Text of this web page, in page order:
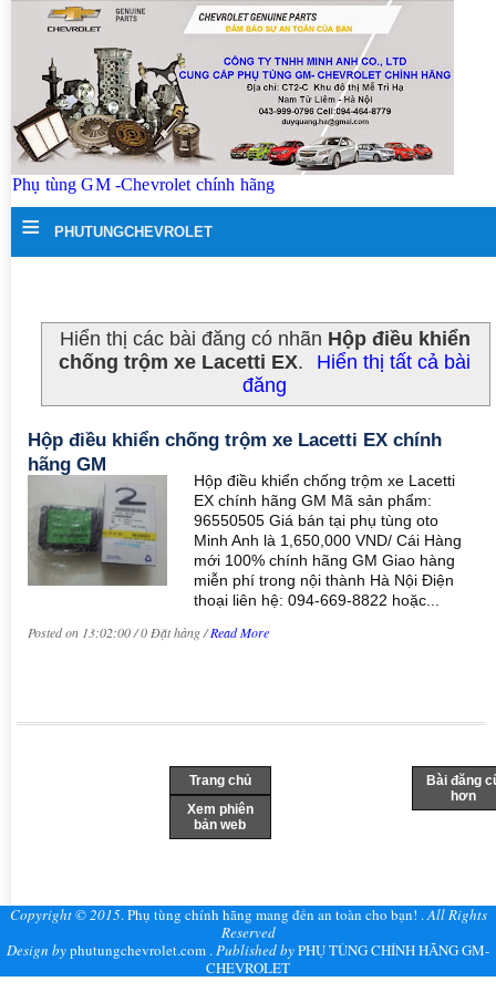
Phụ tùng GM -Chevrolet chính hãng
≡ PHUTUNGCHEVROLET
Hiển thị các bài đăng có nhãn Hộp điều khiển
chống trộm xe Lacetti EX.
Hiển thị tất cả bài
đăng
Hộp điều khiển chống trộm xe Lacetti EX chính
hãng GM
Hộp điều khiển chống trộm xe Lacetti
EX chính hãng GM Mã sản phẩm:
96550505 Giá bán tại phụ tùng oto
Minh Anh là 1,650,000 VND/ Cái Hàng
mới 100% chính hãng GM Giao hàng
miễn phí trong nội thành Hà Nội Điện
thoại liên hệ: 094-669-8822 hoặc...
Posted on 13:02:00 / 0 Đặt hàng /Read More
Bài đăng
hơn
Trang chủ
Xem phiên
bản web
Copyright © 2015. Phụ tùng chính hãng mang đến an toàn cho bạn! . All Rights
Reserved
Design byphutungchevrolet.com . Published byPHỤ TÙNG CHÍNH HÃNG GM-
CHEVROLET